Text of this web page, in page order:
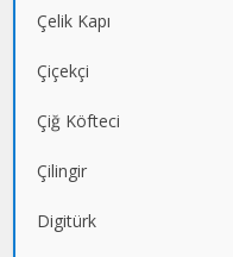
Çelik Kapı
Çiçekçi
Çiğ Köfteci
Çilingir
Digitürk